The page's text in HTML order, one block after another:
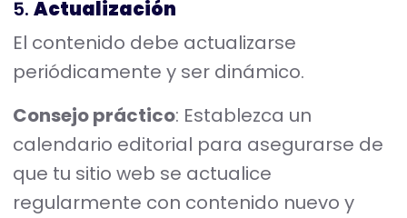
5. Actualización
El contenido debe actualizarse
periódicamente y ser dinámico.
Consejo práctico: Establezca un
calendario editorial para asegurarse de
que tu sitio web se actualice
regularmente con contenido nuevo y